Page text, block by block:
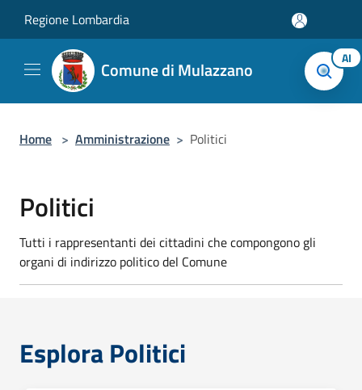
Regione Lombardia
Comune di Mulazzano AI
Home > Amministrazione > Politici
Politici
Tutti i rappresentanti dei cittadini che compongono gli
organi di indirizzo politico del Comune
Esplora Politici